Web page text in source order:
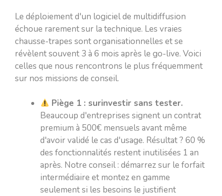
Le déploiement d'un logiciel de multidiffusion
échoue rarement sur la technique. Les vraies
chausse-trapes sont organisationnelles et se
révèlent souvent 3 à 6 mois après le go-live. Voici
celles que nous rencontrons le plus fréquemment
sur nos missions de conseil.
Piège 1 : surinvestir sans tester.
Beaucoup d'entreprises signent un contrat
premium à 500€ mensuels avant même
d'avoir validé le cas d'usage. Résultat ? 60 %
des fonctionnalités restent inutilisées 1 an
après. Notre conseil : démarrez sur le forfait
intermédiaire et montez en gamme
seulement si les besoins le justifient